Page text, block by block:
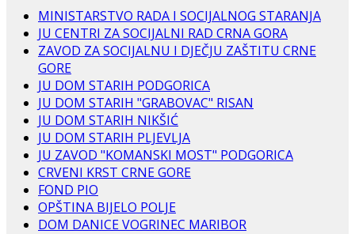
MINISTARSTVO RADA I SOCIJALNOG STARANJA
JU CENTRI ZA SOCIJALNI RAD CRNA GORA
ZAVOD ZA SOCIJALNU I DJEČJU ZAŠTITU CRNE
GORE
JU DOM STARIH PODGORICA
JU DOM STARIH "GRABOVAC" RISAN
JU DOM STARIH NIKŠIĆ
JU DOM STARIH PLJEVLJA
JU ZAVOD "KOMANSKI MOST" PODGORICA
CRVENI KRST CRNE GORE
FOND PIO
OPŠTINA BIJELO POLJE
DOM DANICE VOGRINEC MARIBOR